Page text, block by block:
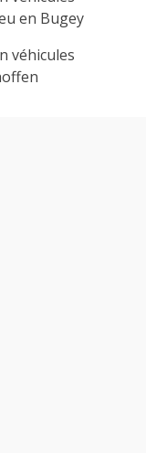
en Bugey
véhicules